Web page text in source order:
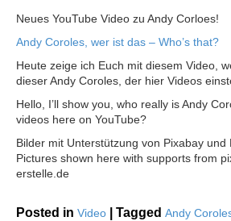
Neues YouTube Video zu Andy Corloes!
Andy Coroles, wer ist das – Who’s that?
Heute zeige ich Euch mit diesem Video,
dieser Andy Coroles, der hier Videos
Hello, I’ll show you, who really is Andy
videos here on YouTube?
Bilder mit Unterstützung von Pixabay und
Pictures shown here with supports from
erstelle.de
Posted in Video Tagged Andy